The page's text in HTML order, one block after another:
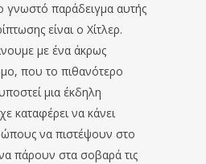
παράδειγμα αυτής
είναι ο Χίτλερ.
με ένα άκρως
που το πιθανότερο
μια έκδηλη
καταφέρει να κάνει
να πιστέψουν στο
πάρουν στα σοβαρά τις